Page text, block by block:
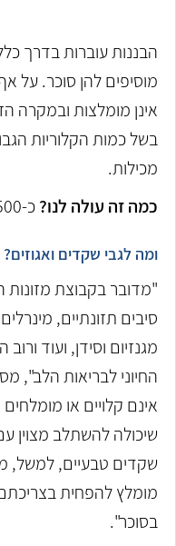
הבננות עוברות בדרך
מוסיפים להן סוכר. על
אינן מומלצות ובמקרה
בשל כמות הקלוריות
מכילות.
כמה זה עולה לנו?כ-500 (!!!) קלוריות ל-100 גרם
ומה לגבי שקדים ואגוזים?
"מדובר בקבוצת מזונות
סיבים תזונתיים,
מגנזיום וסידן, ועוד
החיוני לבריאות הלב",
אינם קלויים או
שיכולה להשתלב מצוין
שקדים טבעיים, למשל,
מומלץ להפחית
בסוכר".